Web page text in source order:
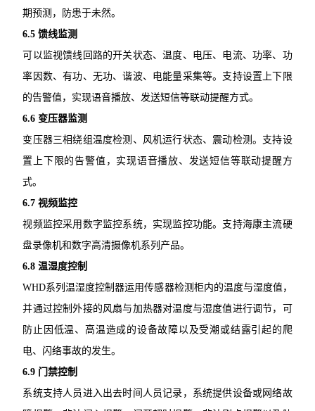
期预测，防患于未然。
6.5 馈线监测
可以监视馈线回路的开关状态、温度、电压、电流、功率、功
率因数、有功、无功、谐波、电能量采集等。支持设置上下限
的告警值，实现语音播放、发送短信等联动提醒方式。
6.6 变压器监测
变压器三相绕组温度检测、风机运行状态、震动检测。支持设
置上下限的告警值，实现语音播放、发送短信等联动提醒方
式。
6.7 视频监控
视频监控采用数字监控系统，实现监控功能。支持海康主流硬
盘录像机和数字高清摄像机系列产品。
6.8 温湿度控制
WHD系列温湿度控制器运用传感器检测柜内的温度与湿度值，
并通过控制外接的风扇与加热器对温度与湿度值进行调节，可
防止因低温、高温造成的设备故障以及受潮或结露引起的爬
电、闪络事故的发生。
6.9 门禁控制
系统支持人员进入出去时间人员记录，系统提供设备或网络故